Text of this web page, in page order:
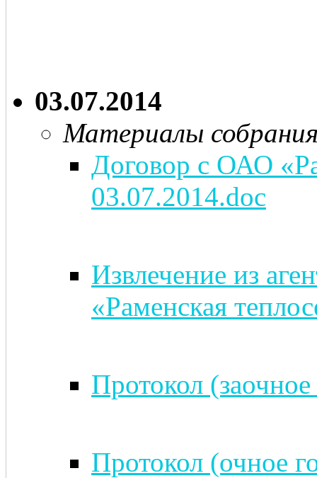
03.07.2014
Материалы
Договор с ОАО
03.07.2014.doc
Извлечение из
«Раменская
Протокол
Протокол (очное